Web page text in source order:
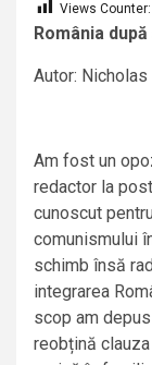
Views Counter:
România
Autor: Nicholas
Am fost un
redactor la
cunoscut
comunismului
schimb însă
integrarea
scop am
reobțină